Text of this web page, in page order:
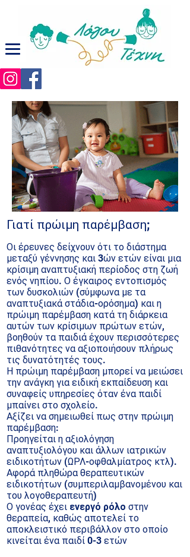
Γιατί πρώιμη παρέμβαση;
Οι έρευνες δείχνουν ότι το διάστημα
μεταξύ γέννησης και 3ών ετών είναι μια
κρίσιμη αναπτυξιακή περίοδος στη ζωή
ενός νηπίου. Ο έγκαιρος εντοπισμός
των δυσκολιών (σύμφωνα με τα
αναπτυξιακά στάδια-ορόσημα) και η
πρώιμη παρέμβαση κατά τη διάρκεια
αυτών των κρίσιμων πρώτων ετών,
βοηθούν τα παιδιά έχουν περισσότερες
πιθανότητες να αξιοποιήσουν πλήρως
τις δυνατότητές τους.
Η πρώιμη παρέμβαση μπορεί να μειώσει
την ανάγκη για ειδική εκπαίδευση και
συναφείς υπηρεσίες όταν ένα παιδί
μπαίνει στο σχολείο.
Αξίζει να σημειωθεί πως στην πρώιμη
παρέμβαση:
Προηγείται η αξιολόγηση
αναπτυξιολόγου και άλλων ιατρικών
ειδικοτήτων (ΩΡΛ-οφθαλμίατρος κτλ).
Αφορά πληθώρα θεραπευτικών
ειδικοτήτων (συμπεριλαμβανομένου και
του λογοθεραπευτή)
Ο γονέας έχει ενεργό ρόλο στην
θεραπεία, καθώς αποτελεί το
αποκλειστικό περιβάλλον στο οποίο
κινείται ένα παιδί 0-3 ετών